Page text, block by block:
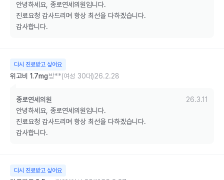
안녕하세요, 종로연세의원입니다.
진료요청 감사드리며 항상 최선을 다하겠습니다.
감사합니다.
다시 진료받고 싶어요
위고비 1.7mg방**(여성 30대)26.2.28
종로연세의원
26.3.11
안녕하세요, 종로연세의원입니다.
진료요청 감사드리며 항상 최선을 다하겠습니다.
감사합니다.
다시 진료받고 싶어요